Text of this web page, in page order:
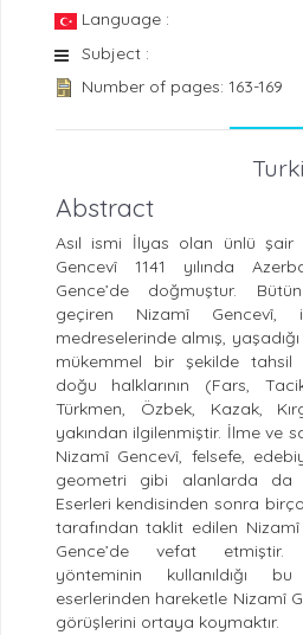
Language :
Subject :
Number of pages: 163-169
Abstract
Asıl ismi İlyas olan ünlü şair
Gencevî 1141 yılında
Gence’de doğmuştur.
geçiren Nizamî Gencevî,
medreselerinde almış,
mükemmel bir şekilde tahsil
doğu halklarının (Fars,
Türkmen, Özbek, Kazak,
yakından ilgilenmiştir. İlme ve
Nizamî Gencevî, felsefe,
geometri gibi alanlarda da
Eserleri kendisinden sonra
tarafından taklit edilen Nizamî
Gence’de vefat etmiştir.
yönteminin kullanıldığı
eserlerinden hareketle Nizamî
görüşlerini ortaya koymaktır.